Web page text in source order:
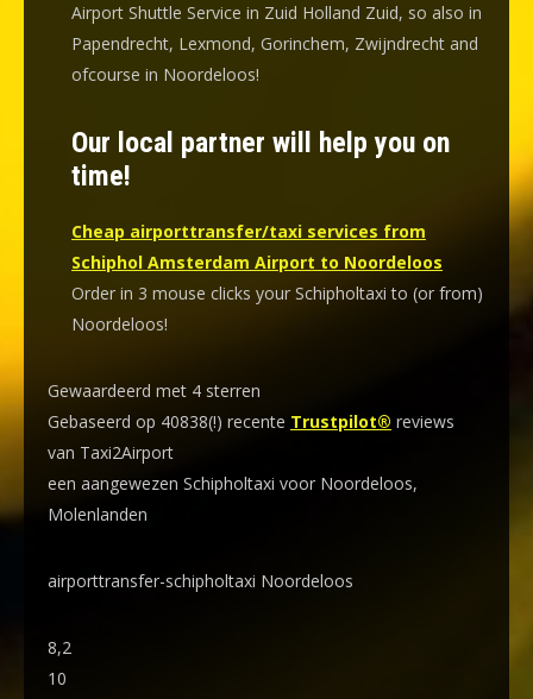
Airport Shuttle Service in Zuid Holland Zuid, so also in
Papendrecht, Lexmond, Gorinchem, Zwijndrecht and
ofcourse in Noordeloos!
Our local partner will help you on
time!
Cheap airporttransfer/taxi services from
Schiphol Amsterdam Airport to Noordeloos
Order in 3 mouse clicks your Schipholtaxi to (or from)
Noordeloos!
Gewaardeerd met 4 sterren
Gebaseerd op 40838(!) recente Trustpilot® reviews
van Taxi2Airport
een aangewezen Schipholtaxi voor Noordeloos,
Molenlanden
airporttransfer-schipholtaxi Noordeloos
8,2
10